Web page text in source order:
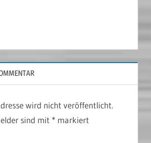
wird nicht veröffentlicht.
sind mit *markiert